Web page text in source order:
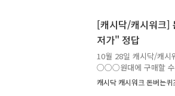
닥터스핀은 장어의
에 들어갈 내용은 무엇
성분배합, OOO인증,
[캐시닥/캐시워크]
저가" 정답
10월 28일 캐시닥/캐시
○○○원대에 구매할 수
트 : X) 정답은 [ 300 ]
들어갈 숫자는 무엇일
캐시닥 캐시워크 돈버는퀴